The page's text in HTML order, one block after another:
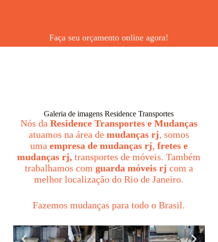
Faça seu orçamento online agora!
Galeria de imagens Residence Transportes
Nós da Residence Transportes e Mudanças
atuamos na área de mudanças rj, somos
uma empresa de mudanças rj, fretes e
mudanças rj,transportes de móveis. Também
trabalhamos com guarda móveis rj com a
melhor localização do Rio de Janeiro.
Fazemos mudanças para todo o Brasil.